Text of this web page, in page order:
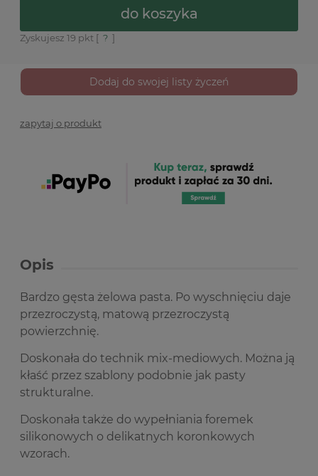
do koszyka
Zyskujesz 19 pkt [ ? ]
Dodaj do swojej listy życzeń
zapytaj o produkt
Opis
Bardzo gęsta żelowa pasta. Po wyschnięciu daje
przezroczystą, matową przezroczystą
powierzchnię.
Doskonała do technik mix-mediowych. Można ją
kłaść przez szablony podobnie jak pasty
strukturalne.
Doskonała także do wypełniania foremek
silikonowych o delikatnych koronkowych
wzorach.